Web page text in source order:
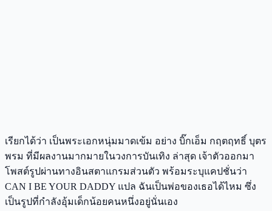
เรียกได้ว่า เป็นพระเอกหนุ่มมาดเข้ม อย่าง บิ๊กเอ็ม กฤตฤทธิ์ บุตร
พรม ที่มีผลงานมากมายในวงการบันเทิง ล่าสุด เจ้าตัวออกมา
โพสต์รูปผ่านทางอินสตาแกรมส่วนตัว พร้อมระบุแคปชั่นว่า
CAN I BE YOUR DADDY แปล ฉันเป็นพ่อของเธอได้ไหม ซึ่ง
เป็นรูปที่กำลังอุ้มเด็กน้อยคนหนึ่งอยู่นั่นเอง